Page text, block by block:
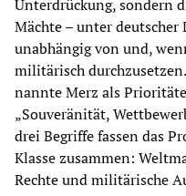
Unterdrückung, sondern
Mächte – unter
unabhängig von und,
militärisch
nannte Merz als
„Souveränität,
drei Begriffe fassen das
Klasse zusammen:
Rechte und militärische